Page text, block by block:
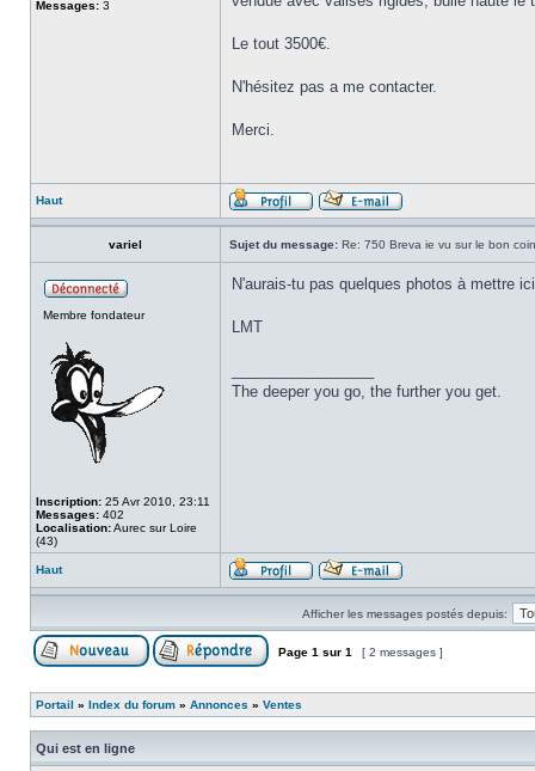
Messages: 3
Le tout 3500€.
N'hésitez pas a me contacter.
Merci.
Haut
variel Sujet du message: Re: 750 Breva ie vu sur le bon
Membre fondateur
Inscription: 25 Avr 2010, 23:11
Messages: 402
Localisation:Aurec sur Loire
(43)
N'aurais-tu pas quelques photos à mettre
LMT
The deeper you go, the further you get.
Haut
Afficher les messages postés depuis:
Page 1 sur 1 [ 2 messages ]
Portail » Index du forum » Annonces » Ventes
Qui est en ligne